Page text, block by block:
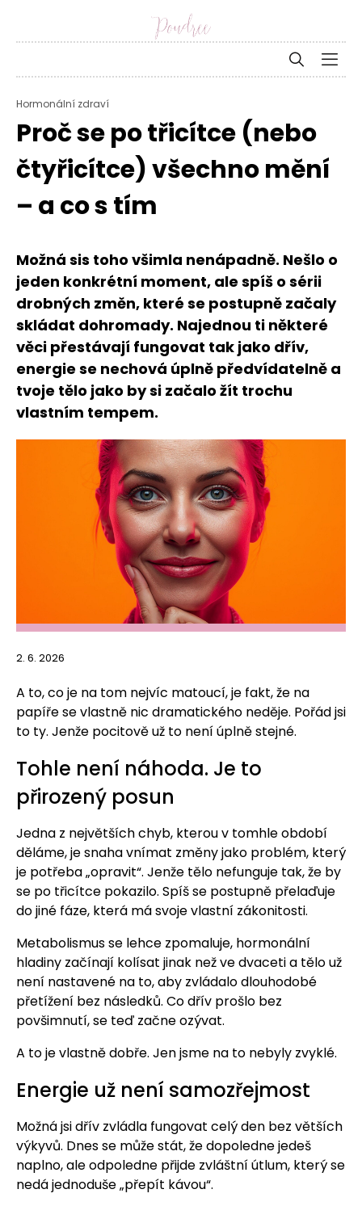
Hormonální zdraví
Proč se po třicítce (nebo
čtyřicítce) všechno mění
– a co s tím
Možná sis toho všimla nenápadně. Nešlo o
jeden konkrétní moment, ale spíš o sérii
drobných změn, které se postupně začaly
skládat dohromady. Najednou ti některé
věci přestávají fungovat tak jako dřív,
energie se nechová úplně předvídatelně a
tvoje tělo jako by si začalo žít trochu
vlastním tempem.
2. 6. 2026
A to, co je na tom nejvíc matoucí, je fakt, že na
papíře se vlastně nic dramatického neděje. Pořád jsi
to ty. Jenže pocitově už to není úplně stejné.
Tohle není náhoda. Je to
přirozený posun
Jedna z největších chyb, kterou v tomhle období
děláme, je snaha vnímat změny jako problém, který
je potřeba „opravit“. Jenže tělo nefunguje tak, že by
se po třicítce pokazilo. Spíš se postupně přelaďuje
do jiné fáze, která má svoje vlastní zákonitosti.
Metabolismus se lehce zpomaluje, hormonální
hladiny začínají kolísat jinak než ve dvaceti a tělo už
není nastavené na to, aby zvládalo dlouhodobé
přetížení bez následků. Co dřív prošlo bez
povšimnutí, se teď začne ozývat.
A to je vlastně dobře. Jen jsme na to nebyly zvyklé.
Energie už není samozřejmost
Možná jsi dřív zvládla fungovat celý den bez větších
výkyvů. Dnes se může stát, že dopoledne jedeš
naplno, ale odpoledne přijde zvláštní útlum, který se
nedá jednoduše „přepít kávou“.